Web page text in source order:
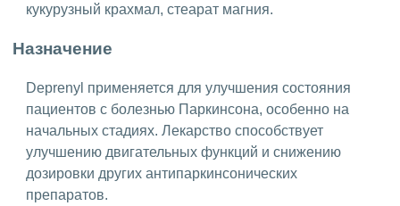
кукурузный крахмал, стеарат магния.
Назначение
Deprenyl применяется для улучшения состояния
пациентов с болезнью Паркинсона, особенно на
начальных стадиях. Лекарство способствует
улучшению двигательных функций и снижению
дозировки других антипаркинсонических
препаратов.